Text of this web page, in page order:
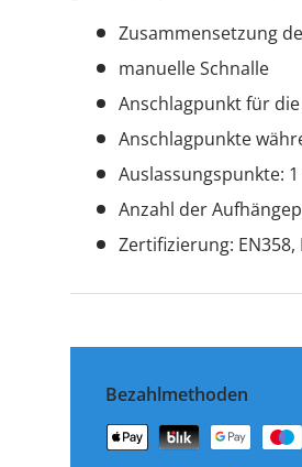
Zusammensetzung
manuelle Schnalle
Anschlagpunkt für
Anschlagpunkte
Auslassungspunkte:
Anzahl der
Zertifizierung: EN358,
Bezahlmethoden